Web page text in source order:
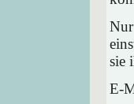
sie
E-